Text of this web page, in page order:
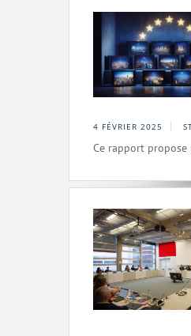
4 FÉVRIER 2025
Ce rapport